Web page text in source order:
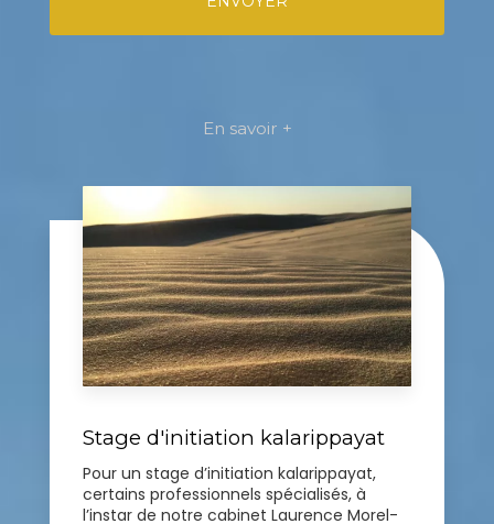
En savoir +
Stage d'initiation kalarippayat
Pour un stage d’initiation kalarippayat,
certains professionnels spécialisés, à
l’instar de notre cabinet Laurence Morel-